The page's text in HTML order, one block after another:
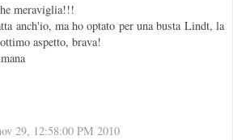
meraviglia!!!
anch'io, ma ho optato per una busta Lindt, la
aspetto, brava!
29, 12:58:00 PM 2010